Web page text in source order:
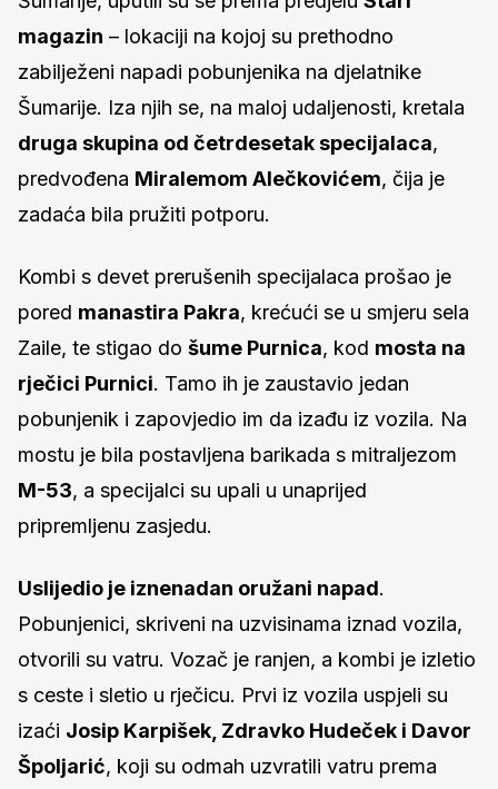
magazin – lokaciji na kojoj su prethodno
zabilježeni napadi pobunjenika na djelatnike
Šumarije. Iza njih se, na maloj udaljenosti, kretala
druga skupina od četrdesetak specijalaca,
predvođena Miralemom Alečkovićem, čija je
zadaća bila pružiti potporu.
Kombi s devet prerušenih specijalaca prošao je
pored manastira Pakra, krećući se u smjeru sela
Zaile, te stigao do šume Purnica, kod mosta na
rječici Purnici. Tamo ih je zaustavio jedan
pobunjenik i zapovjedio im da izađu iz vozila. Na
mostu je bila postavljena barikada s mitraljezom
M-53, a specijalci su upali u unaprijed
pripremljenu zasjedu.
Uslijedio je iznenadan oružani napad.
Pobunjenici, skriveni na uzvisinama iznad vozila,
otvorili su vatru. Vozač je ranjen, a kombi je izletio
s ceste i sletio u rječicu. Prvi iz vozila uspjeli su
izaći Josip Karpišek, Zdravko Hudeček i Davor
Špoljarić, koji su odmah uzvratili vatru prema